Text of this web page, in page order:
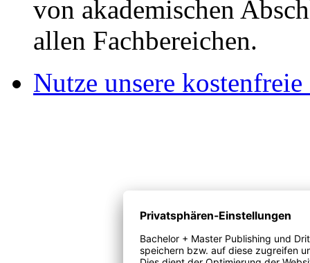
von akademischen
allen Fachbereichen.
Nutze unsere